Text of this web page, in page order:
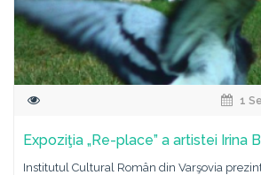
1
Expoziţia „Re-place” a artistei Irina
Institutul Cultural Român din Varşovia